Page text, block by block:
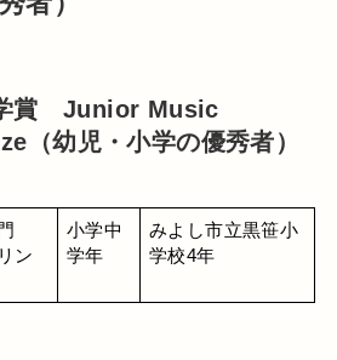
賞 Junior Music
（幼児・小学の優秀者）
ン
小学中
学年
みよし市立黒笹小
学校4年